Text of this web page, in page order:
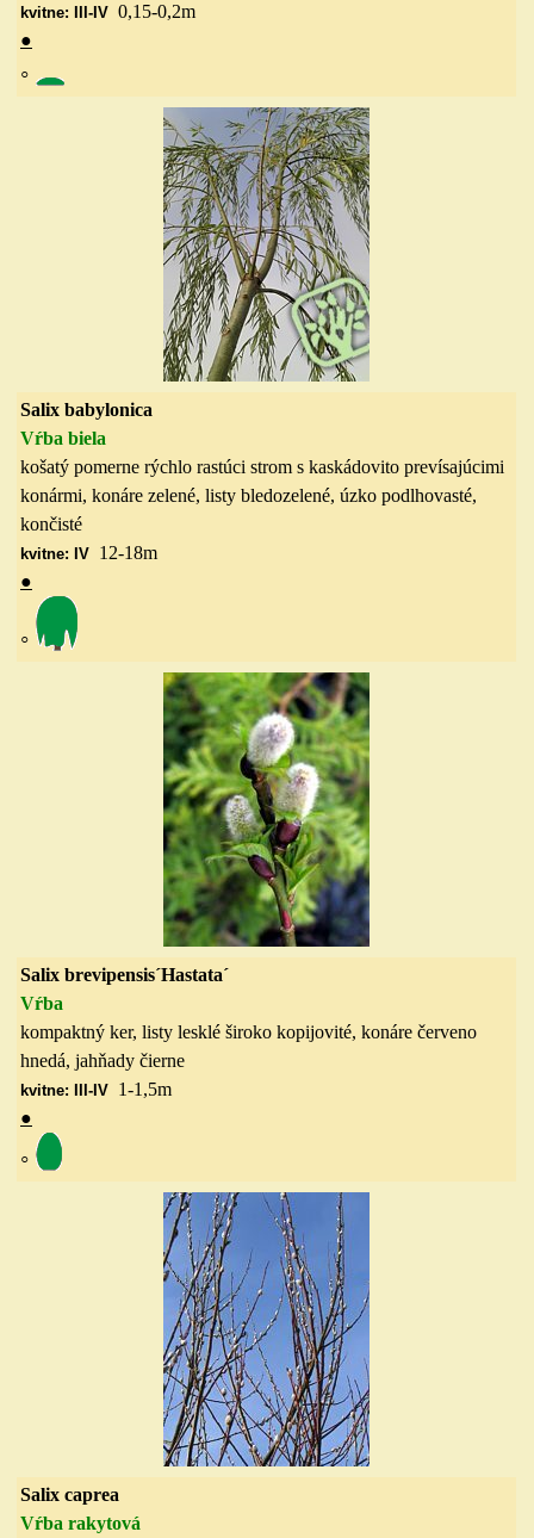
kvitne: III-IV 0,15-0,2m
●
◦
Salix babylonica
Vŕba biela
košatý pomerne rýchlo rastúci strom s kaskádovito prevísajúcimi
konármi, konáre zelené, listy bledozelené, úzko podlhovasté,
končisté
kvitne: IV 12-18m
●
◦
Salix brevipensis´Hastata´
Vŕba
kompaktný ker, listy lesklé široko kopijovité, konáre červeno
hnedá, jahňady čierne
kvitne: III-IV 1-1,5m
●
◦
Salix caprea
Vŕba rakytová